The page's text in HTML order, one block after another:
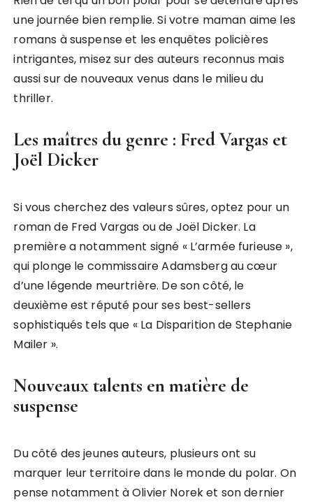
une journée bien remplie. Si votre maman aime les
romans à suspense et les enquêtes policières
intrigantes, misez sur des auteurs reconnus mais
aussi sur de nouveaux venus dans le milieu du
thriller.
Les maîtres du genre : Fred Vargas et
Joël Dicker
Si vous cherchez des valeurs sûres, optez pour un
roman de Fred Vargas ou de Joël Dicker. La
première a notamment signé « L’armée furieuse »,
qui plonge le commissaire Adamsberg au cœur
d’une légende meurtrière. De son côté, le
deuxième est réputé pour ses best-sellers
sophistiqués tels que « La Disparition de Stephanie
Mailer ».
Nouveaux talents en matière de
suspense
Du côté des jeunes auteurs, plusieurs ont su
marquer leur territoire dans le monde du polar. On
pense notamment à Olivier Norek et son dernier